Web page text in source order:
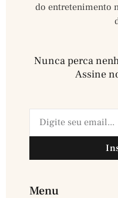
do entretenimento
Nunca perca
Assine
Menu